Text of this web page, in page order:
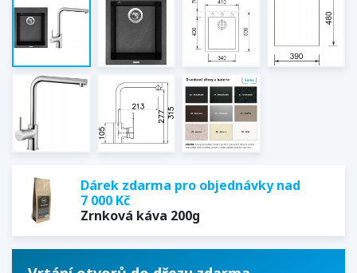
Dárek zdarma pro objednávky nad
7 000 Kč
Zrnková káva 200g